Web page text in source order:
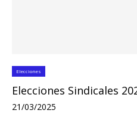
Elecciones
Elecciones Sindicales
21/03/2025